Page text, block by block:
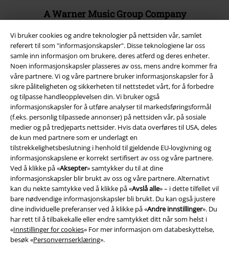
Vi bruker cookies og andre teknologier på nettsiden vår, samlet
referert til som "informasjonskapsler". Disse teknologiene lar oss
samle inn informasjon om brukere, deres atferd og deres enheter.
Noen informasjonskapsler plasseres av oss, mens andre kommer fra
våre partnere. Vi og våre partnere bruker informasjonskapsler for å
sikre påliteligheten og sikkerheten til nettstedet vårt, for å forbedre
og tilpasse handleopplevelsen din. Vi bruker også
informasjonskapsler for å utføre analyser til markedsføringsformål
(f.eks. personlig tilpassede annonser) på nettsiden vår, på sosiale
medier og på tredjeparts nettsider. Hvis data overføres til USA, deles
de kun med partnere som er underlagt en
tilstrekkelighetsbeslutning i henhold til gjeldende EU-lovgivning og
informasjonskapslene er korrekt sertifisert av oss og våre partnere.
Ved å klikke på «Aksepter» samtykker du til at dine
informasjonskapsler blir brukt av oss og våre partnere. Alternativt
kan du nekte samtykke ved å klikke på «Avslå alle» – i dette tilfellet vil
bare nødvendige informasjonskapsler bli brukt. Du kan også justere
dine individuelle preferanser ved å klikke på «Andre innstillinger». Du
har rett til å tilbakekalle eller endre samtykket ditt når som helst i
«Innstillinger for cookies» For mer informasjon om databeskyttelse,
besøk «Personvernserklæring».
A Warner Music Group Company
Juridisk informasjon/Vilkår
Vilkår
Impressum
Konfidensialitetserklæring